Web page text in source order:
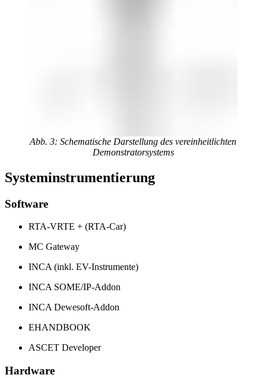
Abb. 3: Schematische Darstellung des vereinheitlichten
Demonstratorsystems
Systeminstrumentierung
Software
RTA-VRTE + (RTA-Car)
MC Gateway
INCA (inkl. EV-Instrumente)
INCA SOME/IP-Addon
INCA Dewesoft-Addon
EHANDBOOK
ASCET Developer
Hardware